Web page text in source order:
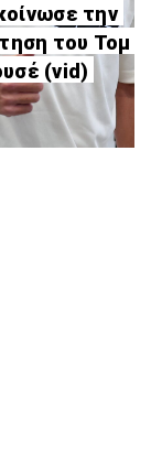
την
του Τομ
(vid)